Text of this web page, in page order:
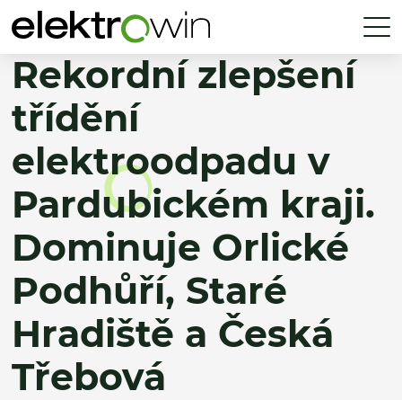
Rekordní zlepšení
třídění
elektroodpadu v
Pardubickém kraji.
Dominuje Orlické
Podhůří, Staré
Hradiště a Česká
Třebová